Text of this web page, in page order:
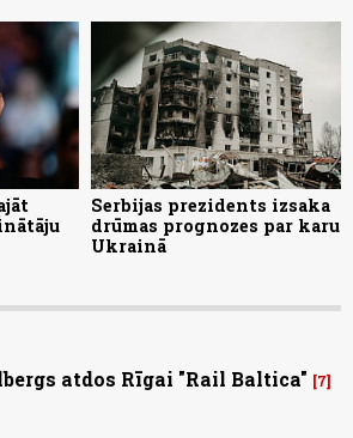
Serbijas prezidents izsaka
drūmas prognozes par karu
Ukrainā
atdos Rīgai "Rail Baltica" 7